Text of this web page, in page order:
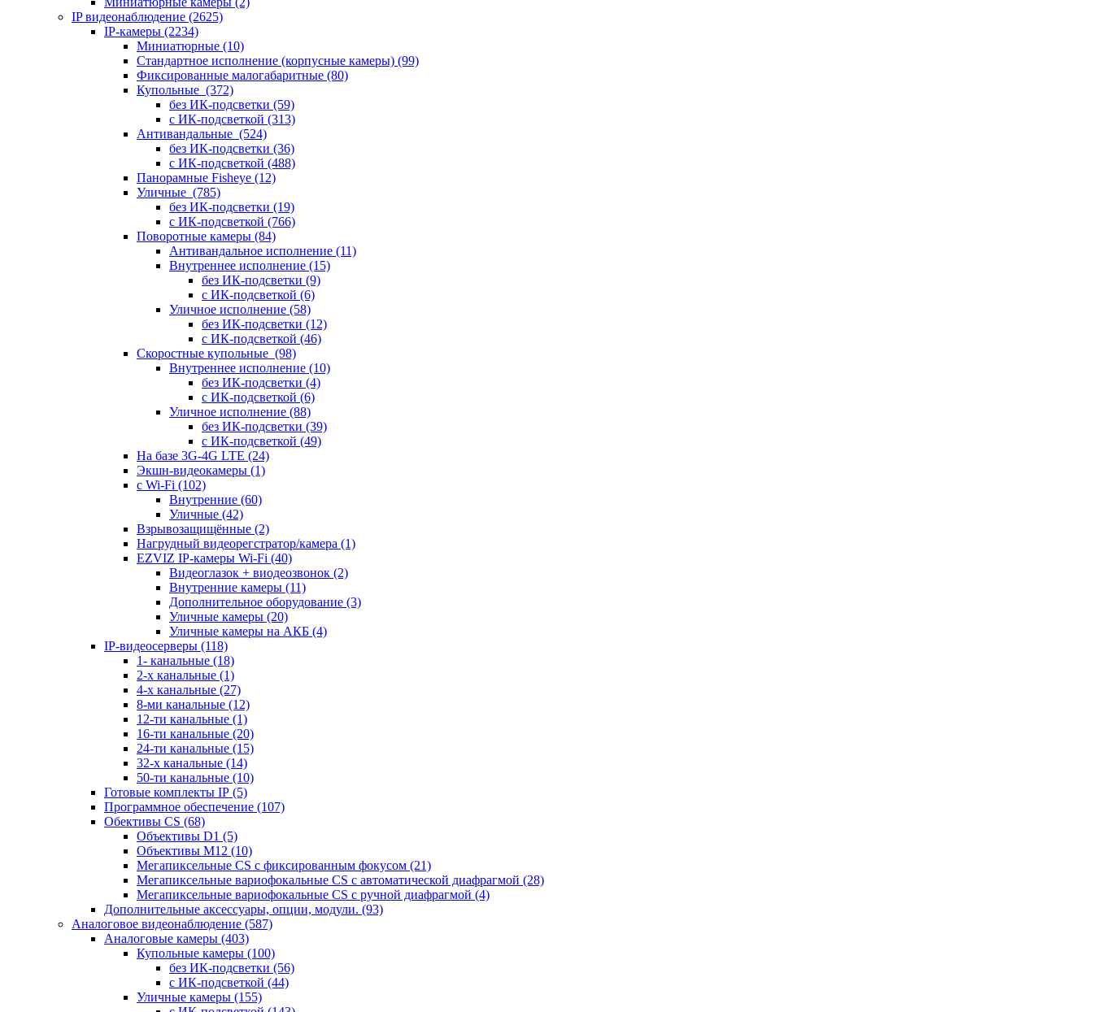
IP видеонаблюдение (2625)
IP-камеры (2234)
Миниатюрные (10)
Стандартное исполнение (корпусные камеры) (99)
Фиксированные малогабаритные (80)
Купольные (372)
без ИК-подсветки (59)
с ИК-подсветкой (313)
Антивандальные (524)
без ИК-подсветки (36)
с ИК-подсветкой (488)
Панорамные Fisheye (12)
Уличные (785)
без ИК-подсветки (19)
с ИК-подсветкой (766)
Поворотные камеры (84)
Антивандальное исполнение (11)
Внутреннее исполнение (15)
без ИК-подсветки (9)
с ИК-подсветкой (6)
Уличное исполнение (58)
без ИК-подсветки (12)
с ИК-подсветкой (46)
Скоростные купольные (98)
Внутреннее исполнение (10)
без ИК-подсветки (4)
с ИК-подсветкой (6)
Уличное исполнение (88)
без ИК-подсветки (39)
с ИК-подсветкой (49)
На базе 3G-4G LTE (24)
Экшн-видеокамеры (1)
с Wi-Fi (102)
Внутренние (60)
Уличные (42)
Взрывозащищённые (2)
Нагрудный видеорегстратор/камера (1)
EZVIZ IP-камеры Wi-Fi (40)
Видеоглазок + виодеозвонок (2)
Внутренние камеры (11)
Дополнительное оборудование (3)
Уличные камеры (20)
Уличные камеры на АКБ (4)
IP-видеосерверы (118)
1- канальные (18)
2-х канальные (1)
4-х канальные (27)
8-ми канальные (12)
12-ти канальные (1)
16-ти канальные (20)
24-ти канальные (15)
32-х канальные (14)
50-ти канальные (10)
Готовые комплекты IP (5)
Программное обеспечение (107)
Обективы CS (68)
Объективы D1 (5)
Объективы M12 (10)
Мегапиксельные CS c фиксированным фокусом (21)
Мегапиксельные вариофокальные CS c автоматической диафрагмой (28)
Мегапиксельные вариофокальные CS c ручной диафрагмой (4)
Дополнительные аксессуары, опции, модули. (93)
Аналоговое видеонаблюдение (587)
Аналоговые камеры (403)
Купольные камеры (100)
без ИК-подсветки (56)
с ИК-подсветкой (44)
Уличные камеры (155)